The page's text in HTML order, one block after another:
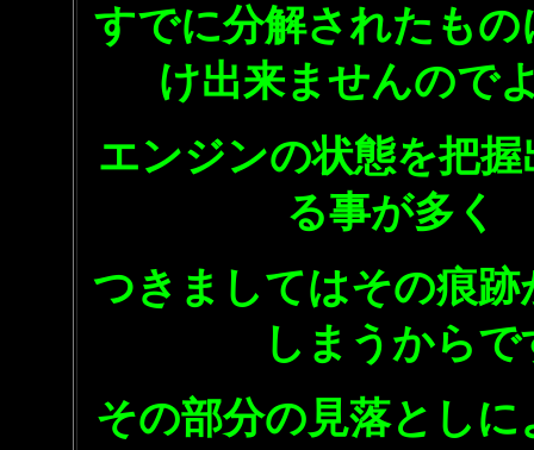
すでに分解されたも
け出来ませんので
エンジンの状態を把
る事が多く
つきましてはその痕
しまうから
その部分の見落とし